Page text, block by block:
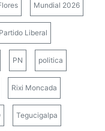
Mundial 2026
Partido Liberal
PN politica
Rixi Moncada
Tegucigalpa